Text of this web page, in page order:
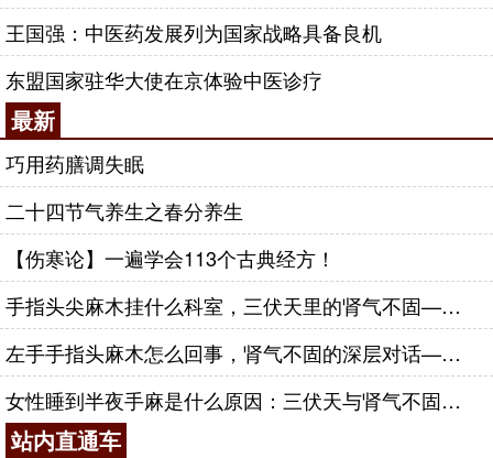
王国强：中医药发展列为国家战略具备良机
东盟国家驻华大使在京体验中医诊疗
最新
巧用药膳调失眠
二十四节气养生之春分养生
【伤寒论】一遍学会113个古典经方！
手指头尖麻木挂什么科室，三伏天里的肾气不固——肾合jjn
左手手指头麻木怎么回事，肾气不固的深层对话——肾合jjn
女性睡到半夜手麻是什么原因：三伏天与肾气不固的深层对话
站内直通车